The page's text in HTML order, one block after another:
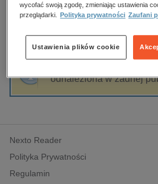
biznesowe, branżowe,
dzienniki
edukacja
hobby, sport, rozrywka
komputery, internet,
polityka, społeczno-
psychologiczne
inne
Sortowanie
odnaleziona w żadnej
Nexto Reader
Polityka Prywatności
Regulamin
wycofać swoją zgodę, zmieniając ustawienia
przeglądarki.
Polityka prywatności Zaufani
Ustawienia plików cookie